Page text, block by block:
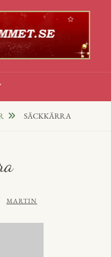
SÄCKKÄRRA
AV
MARTIN